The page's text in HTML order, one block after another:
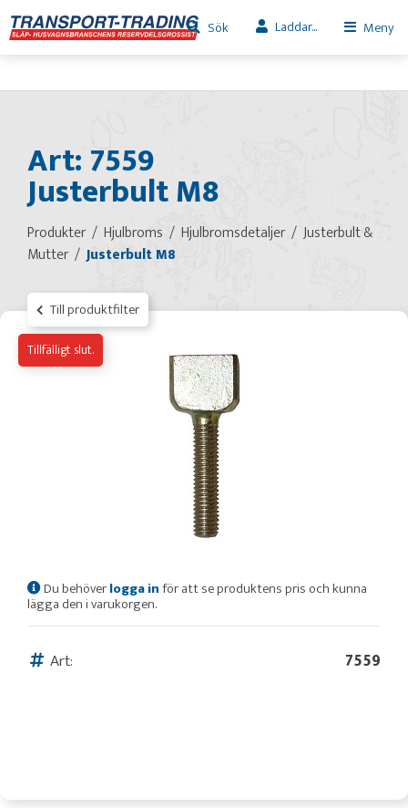
Sök Laddar... Meny
Art: 7559
Justerbult M8
Produkter Hjulbroms Hjulbromsdetaljer
Justerbult &
Mutter
Justerbult M8
Till produktfilter
Tillfälligt slut.
Du behöverlogga inför att se produktens pris och kunna
lägga den i varukorgen.
Art: 7559